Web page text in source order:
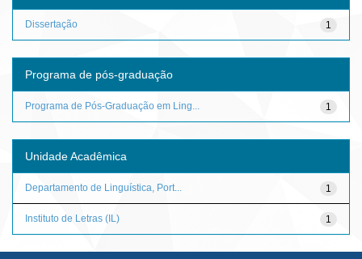
1
Dissertação
Programa de pós-graduação
1
Programa de Pós-Graduação em Ling...
Unidade Acadêmica
1
Departamento de Linguística, Port...
1
Instituto de Letras (IL)